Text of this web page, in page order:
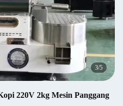
3/5
220V 2kg Mesin Panggang